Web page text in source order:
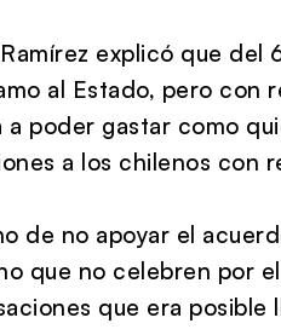
explicó que del
al Estado, pero con
poder gastar como
a los chilenos con
de no apoyar el
que no celebren por
que era posible